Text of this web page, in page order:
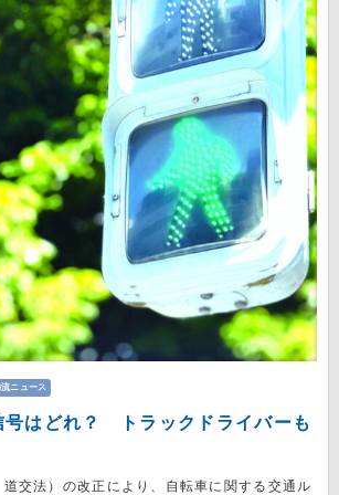
流ニュース
号はどれ？ トラックドライバーも
交法）の改正により、自転車に関する交通ル